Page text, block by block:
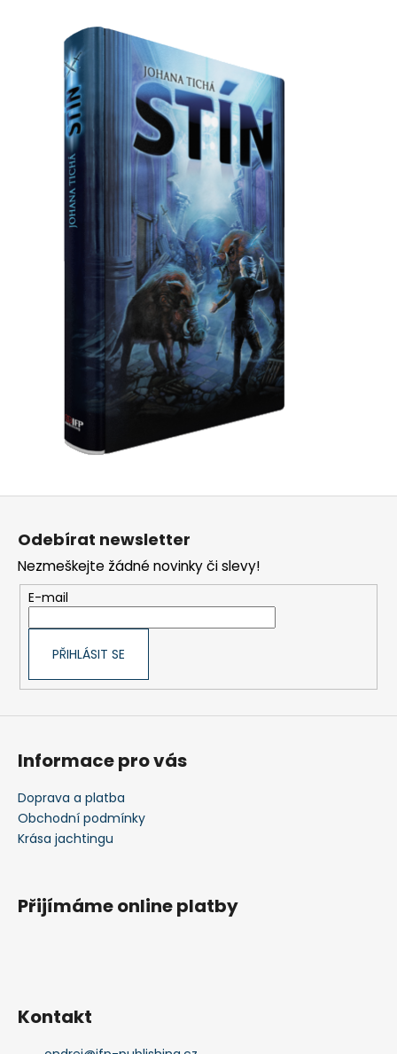
Z
Odebírat newsletter
Nezmeškejte žádné novinky či slevy!
E-mail
PŘIHLÁSIT SE
Informace pro vás
Doprava a platba
Obchodní podmínky
Krása jachtingu
Přijímáme online platby
Kontakt